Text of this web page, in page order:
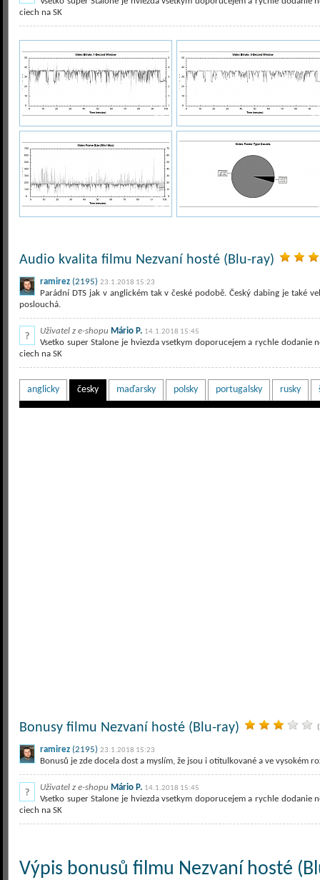
ciech na SK
Audio kvalita filmu Nezvaní hosté (Blu-ray)
ramirez (2195) 23.1.2018 15:23
Parádní DTS jak v anglickém tak v české podobě. Český dabing je také
poslouchá.
Uživatel z e-shopu Mário P. 14.1.2018 15:45
Vsetko super Stalone je hviezda vsetkym doporucejem a rychle dodanie
ciech na SK
anglicky česky maďarsky polsky portugalsky rusky
Bonusy filmu Nezvaní hosté (Blu-ray)
ramirez (2195) 23.1.2018 15:23
Bonusů je zde docela dost a myslím, že jsou i otitulkované a ve vysokém
Uživatel z e-shopu Mário P. 14.1.2018 15:45
Vsetko super Stalone je hviezda vsetkym doporucejem a rychle dodanie
ciech na SK
Výpis bonusů filmu Nezvaní hosté